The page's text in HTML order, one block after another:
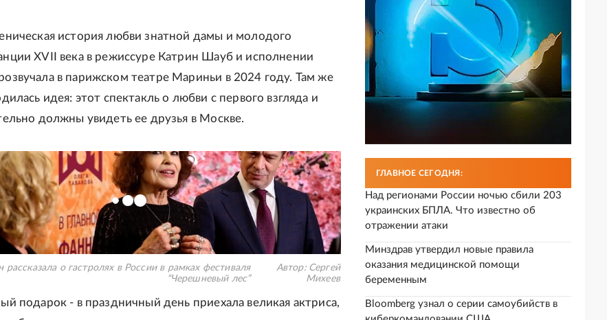
история любви знатной дамы и молодого
XVII века в режиссуре Катрин Шауб и исполнении
в парижском театре Мариньи в 2024 году. Там же
идея: этот спектакль о любви с первого взгляда и
должны увидеть ее друзья в Москве.
о гастролях в России в рамках фестиваля
“Черешневый лес”
Автор: Сергей
Михеев
подарок - в праздничный день приехала великая актриса,
ГЛАВНОЕ СЕГОДНЯ:
Над регионами России ночью сбили 203
украинских БПЛА. Что известно об
отражении атаки
Минздрав утвердил новые правила
оказания медицинской помощи
беременным
Bloomberg узнал о серии самоубийств в